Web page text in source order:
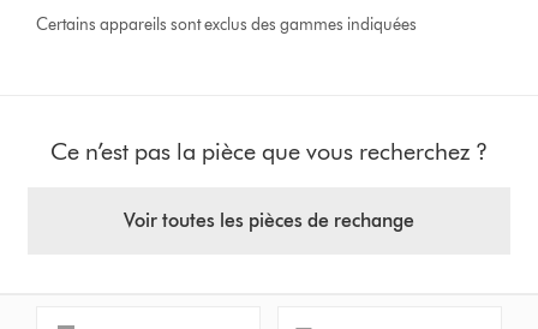
Certains appareils sont exclus des gammes indiquées
Ce n’est pas la pièce que vous recherchez ?
Voir toutes les pièces de rechange